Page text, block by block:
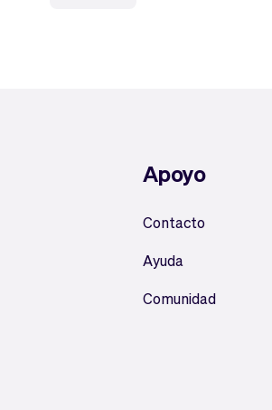
Apoyo
Contacto
Ayuda
Comunidad